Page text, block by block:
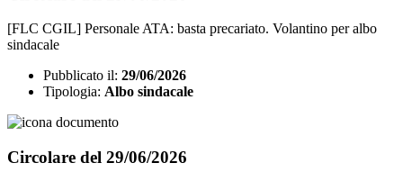
[FLC CGIL] Personale ATA: basta precariato. Volantino per albo
sindacale
Pubblicato il: 29/06/2026
Tipologia: Albo sindacale
Circolare del 29/06/2026